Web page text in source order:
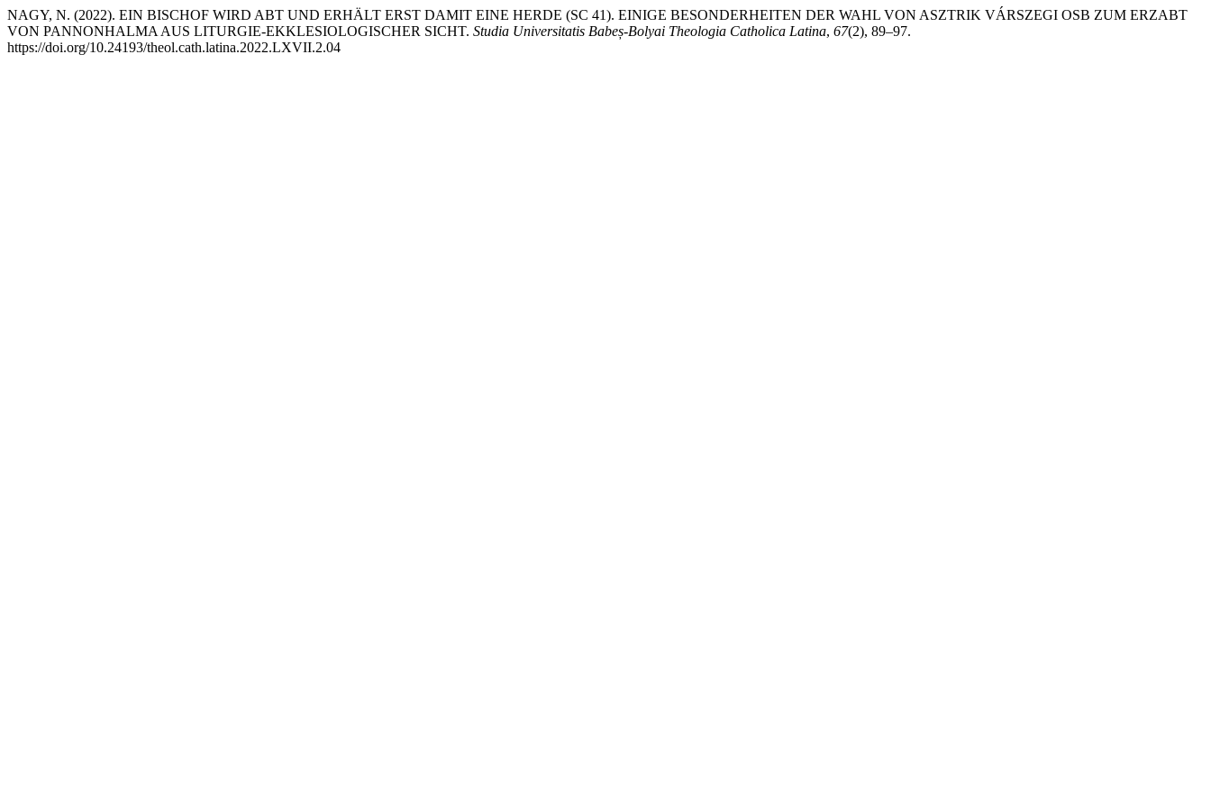
NAGY, N. (2022). EIN BISCHOF WIRD ABT UND ERHÄLT ERST DAMIT EINE HERDE (SC 41). EINIGE BESONDERHEITEN DER WAHL VON ASZTRIK VÁRSZEGI OSB ZUM ERZABT
VON PANNONHALMA AUS LITURGIE-EKKLESIOLOGISCHER SICHT. Studia Universitatis Babeș-Bolyai Theologia Catholica Latina, 67(2), 89–97.
https://doi.org/10.24193/theol.cath.latina.2022.LXVII.2.04